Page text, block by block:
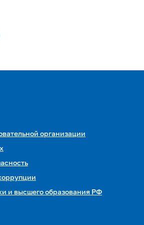
организации
и высшего образования РФ